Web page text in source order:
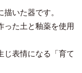
いた器です。
った土と釉薬を使用
じ表情になる「育て